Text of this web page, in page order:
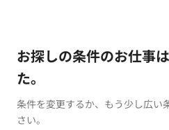
お探しの条件のお仕事
た。
条件を変更するか、もう少し広い
さい。